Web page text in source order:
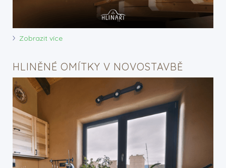
Zobrazit více
HLINĚNÉ OMÍTKY V NOVOSTAVBĚ